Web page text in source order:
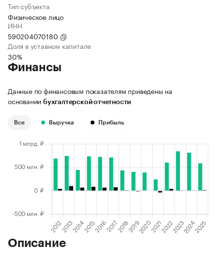
Тип субъекта
Физическое лицо
ИНН
590204070180
Доля в уставном капитале
30%
Финансы
Данные по финансовым показателям приведены на
основании бухгалтерской отчетности
Все Выручка Прибыль
Описание